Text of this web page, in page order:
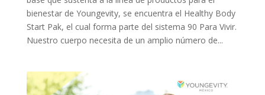
bienestar de Youngevity, se encuentra el Healthy Body
Start Pak, el cual forma parte del sistema 90 Para Vivir.
Nuestro cuerpo necesita de un amplio número de...